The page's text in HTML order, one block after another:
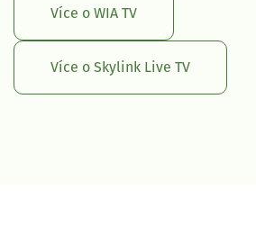
Více o WIA TV
Více o Skylink Live TV